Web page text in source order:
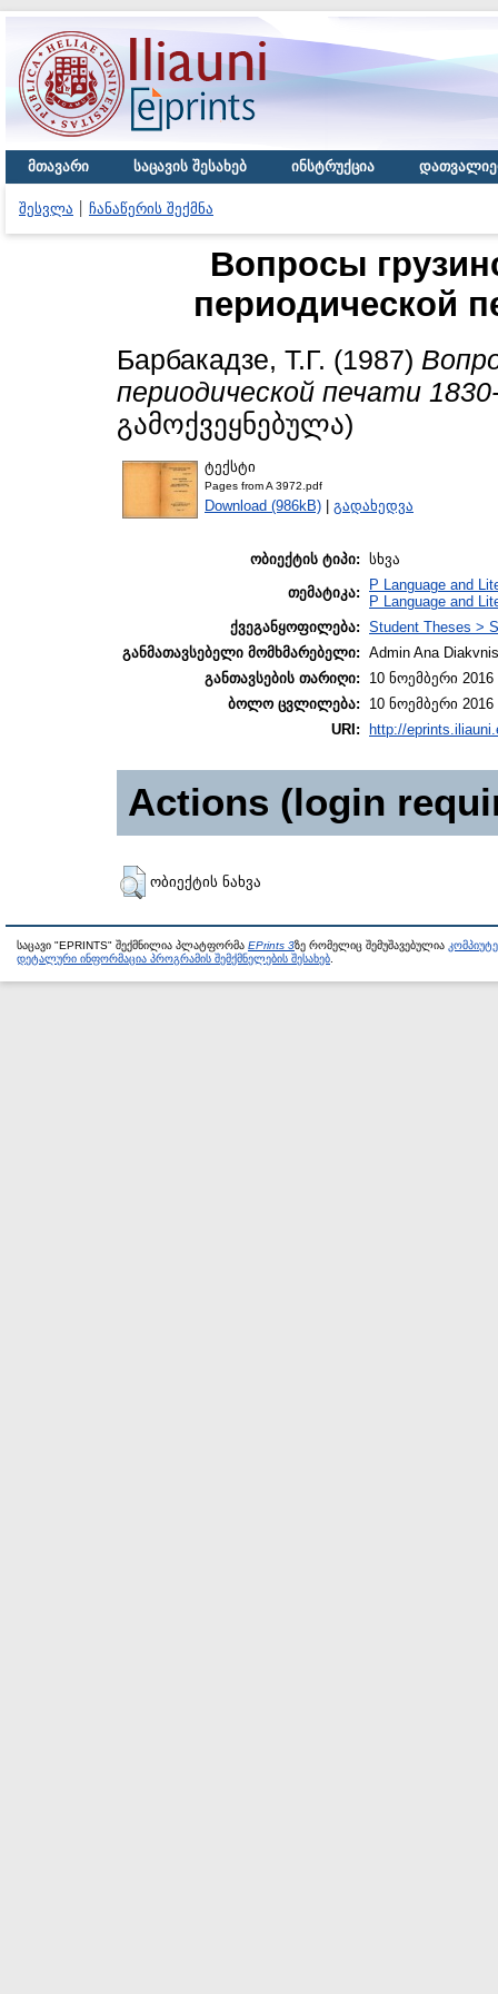
მთავარი საცავის შესახებ ინსტრუქცია
შესვლა ჩანაწერის შექმნა
Вопросы
периодической
Барбакадзе, Т.Г. (1987)
периодической печати
გამოქვეყნებულა)
ტექსტი
Pages from A 3972.pdf
Download (986kB) | გადახედვა
ობიექტის ტიპი: სხვა
თემატიკა:
P Language and
P Language and
ქვეგანყოფილება: Student Theses >
განმათავსებელი მომხმარებელი: Admin Ana
განთავსების თარიღი:
10 ნოემბერი 2016
ბოლო ცვლილება:
10 ნოემბერი 2016
URI:
http://
Actions (login
ობიექტის ნახვა
საცავი "EPRINTS" შექმნილია პლატფორმა EPrints 3ზე რომელიც შემუშავებულია
დეტალური ინფორმაცია პროგრამის შემქმნელების შესახებ.